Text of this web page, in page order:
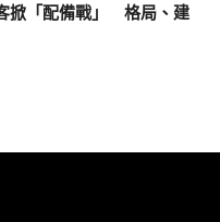
掀「配備戰」 格局、建